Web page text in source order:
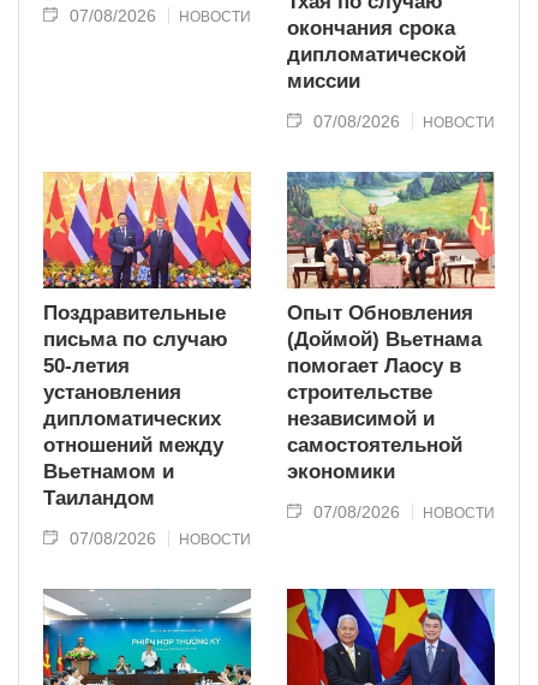
07/08/2026 НОВОСТИ
окончания срока
дипломатической
миссии
07/08/2026 НОВОСТИ
Поздравительные
письма по случаю
50-летия
установления
дипломатических
отношений между
Вьетнамом и
Таиландом
07/08/2026 НОВОСТИ
Опыт Обновления
(Доймой) Вьетнама
помогает Лаосу в
строительстве
независимой и
самостоятельной
экономики
07/08/2026 НОВОСТИ